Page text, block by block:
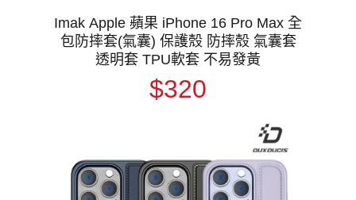
Imak Apple 蘋果 iPhone 16 Pro Max 全
包防摔套(氣囊) 保護殼 防摔殼 氣囊套
透明套 TPU軟套 不易發黃
$320